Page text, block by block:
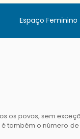
Espaço Feminino
os povos, sem
também o número